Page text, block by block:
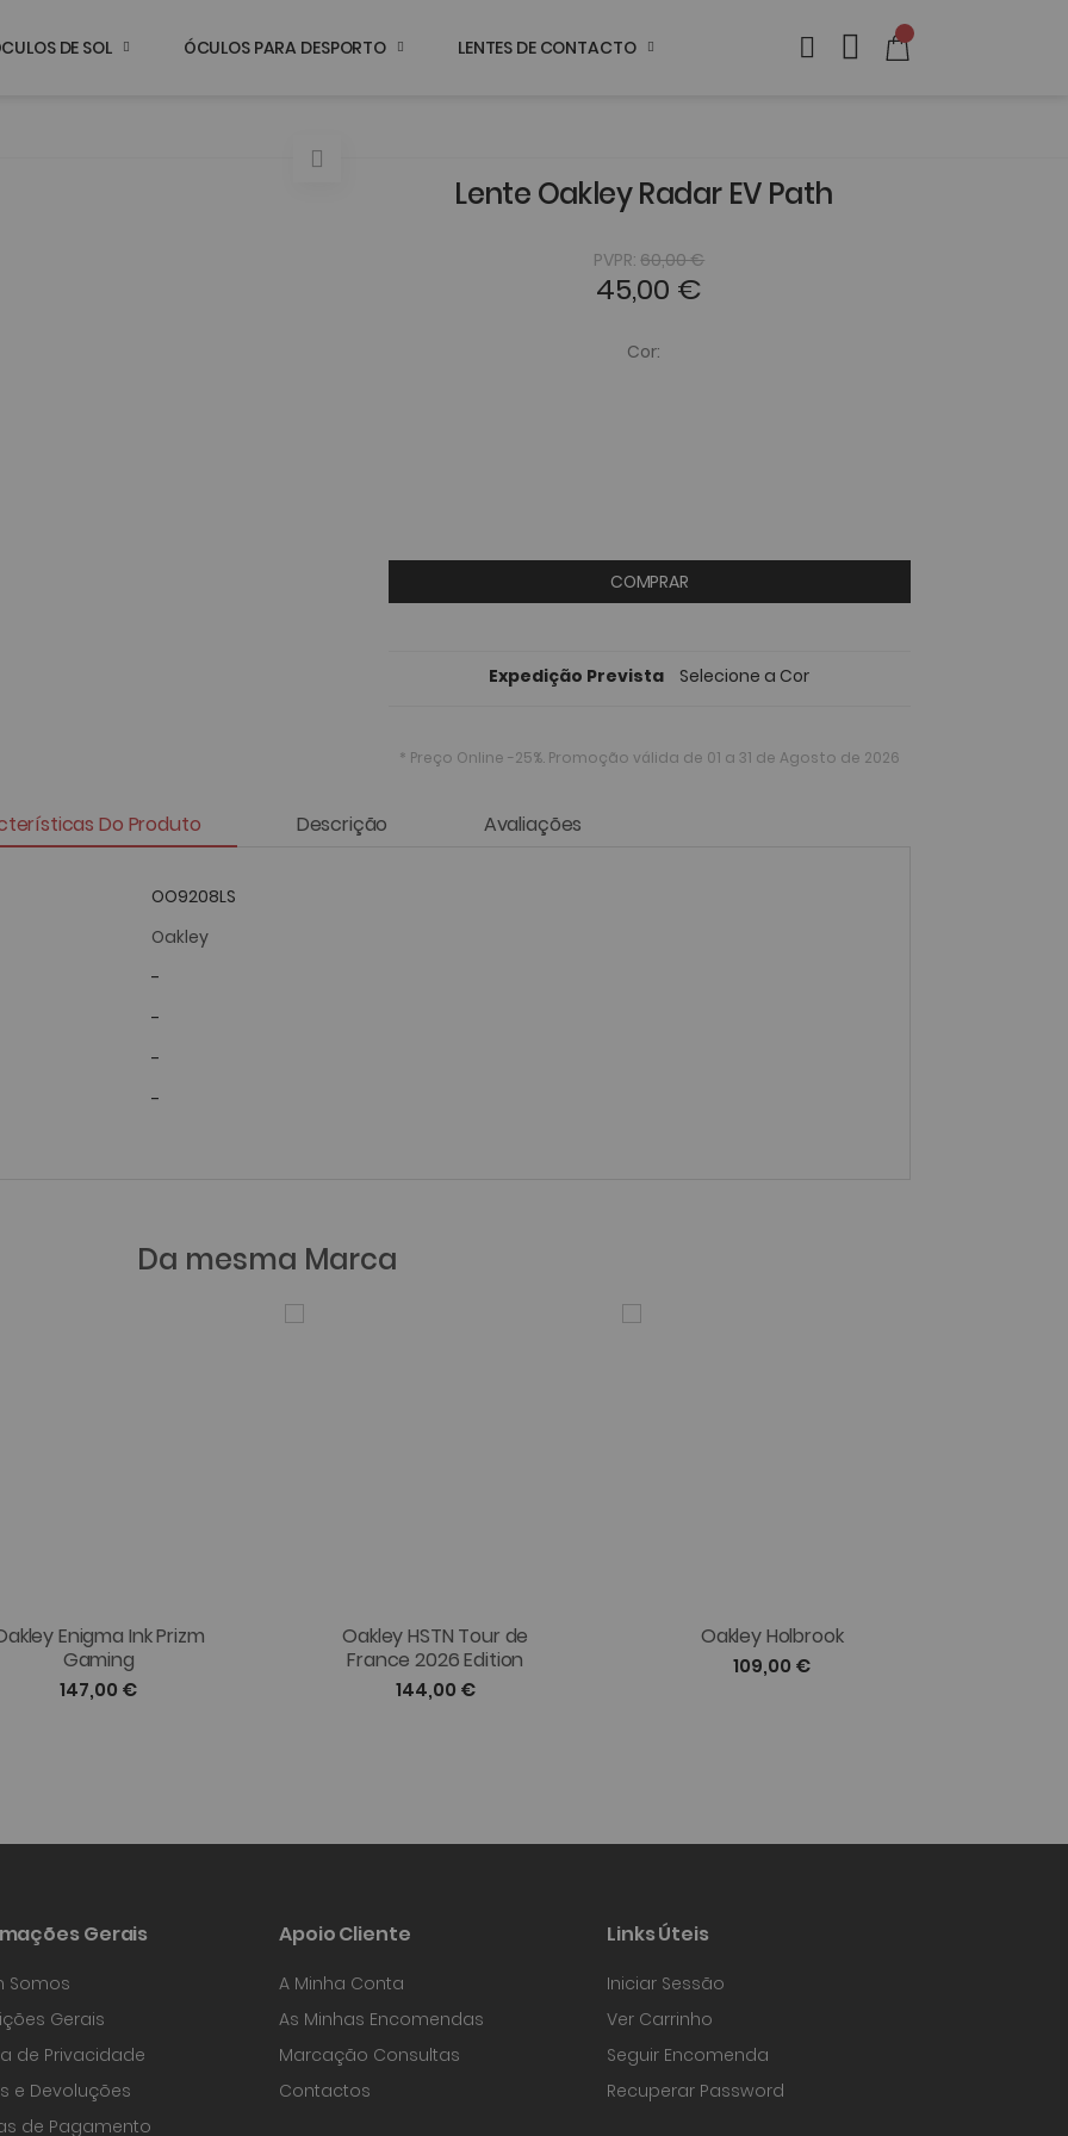
DE SOL ÓCULOS PARA DESPORTO LENTES DE CONTACTO
Lente Oakley Radar EV Path
PVPR:60,00 €
45,00 €
Cor
COMPRAR
Expedição Prevista Selecione a Cor
* Preço Online -25%. Promoção válida de 01 a 31 de Agosto de 2026
Do Produto Descrição Avaliações
OO9208LS
Oakley
-
-
-
-
Da mesma Marca
Enigma Ink Prizm
Gaming
147,00 €
Oakley HSTN Tour de
France 2026 Edition
144,00 €
Oakley Holbrook
109,00 €
Gerais
Somos
Gerais
de Privacidade
e Devoluções
de Pagamento
Apoio Cliente
A Minha Conta
As Minhas Encomendas
Marcação Consultas
Contactos
Links Úteis
Iniciar Sessão
Ver Carrinho
Seguir Encomenda
Recuperar Password